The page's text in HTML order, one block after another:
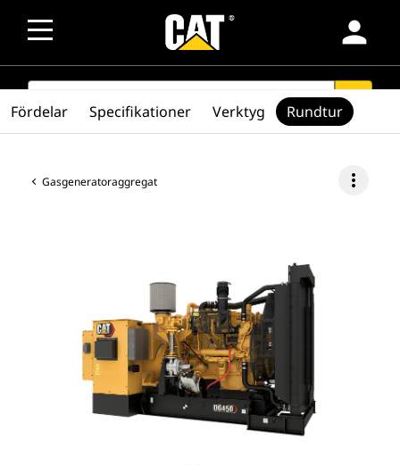
person
SEARCH search
Gasgeneratoraggregat more_vert
Fördelar Specifikationer Verktyg Rundtur